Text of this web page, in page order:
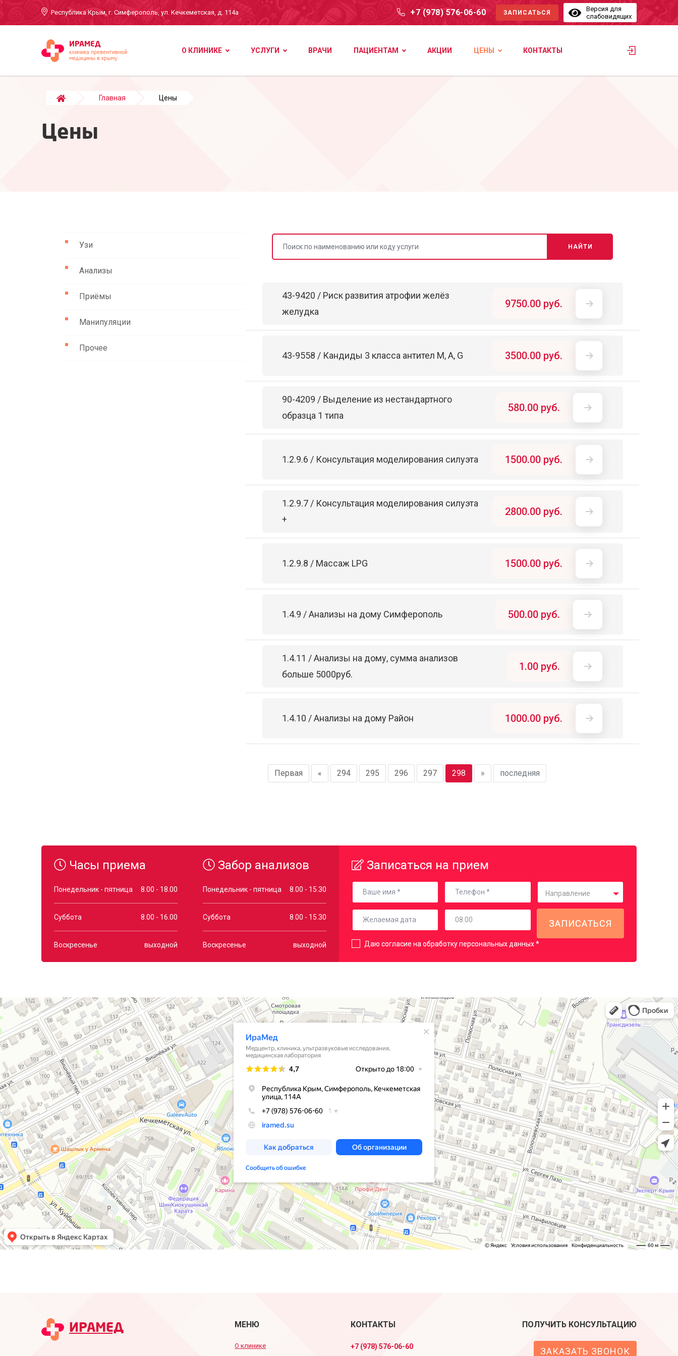
Республика Крым, г. Симферополь, ул. Кечкеметская, д. 114а +7 (978) 576-06-60 ЗАПИСАТЬСЯ
Версия для
слабовидящих
ИРАМЕД
клиника превентивной
медицины в крыму
О КЛИНИКЕ УСЛУГИ ВРАЧИ ПАЦИЕНТАМ АКЦИИ ЦЕНЫ КОНТАКТЫ
Главная Цены
Цены
Узи
Анализы
Приёмы
Манипуляции
Прочее
НАЙТИ
43-9420 / Риск развития атрофии желёз
желудка
9750.00 руб.
43-9558 / Кандиды 3 класса антител M, A, G 3500.00 руб.
90-4209 / Выделение из нестандартного
образца 1 типа
580.00 руб.
1.2.9.6 / Консультация моделирования силуэта 1500.00 руб.
1.2.9.7 / Консультация моделирования силуэта
+
2800.00 руб.
1.2.9.8 / Массаж LPG 1500.00 руб.
1.4.9 / Анализы на дому Симферополь 500.00 руб.
1.4.11 / Анализы на дому, сумма анализов
больше 5000руб.
1.00 руб.
1.4.10 / Анализы на дому Район 1000.00 руб.
Первая « 294 295 296 297 298 » последняя
Часы приема
Понедельник - пятница 8.00 - 18.00
Суббота 8.00 - 16.00
Воскресенье выходной
Забор анализов
Понедельник - пятница 8.00 - 15.30
Суббота 8.00 - 15.30
Воскресенье выходной
Записаться на прием
Направление
Даю согласие на обработку персональных данных *
ИРАМЕД МЕНЮ
О клинике
КОНТАКТЫ
+7 (978) 576-06-60
ПОЛУЧИТЬ КОНСУЛЬТАЦИЮ
ЗАКАЗАТЬ ЗВОНОК